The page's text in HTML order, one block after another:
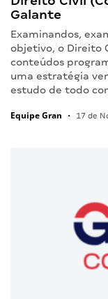
Galante
Examinandos,
objetivo, o Direito
conteúdos
uma estratégia
estudo de todo
Equipe Gran • 17 de